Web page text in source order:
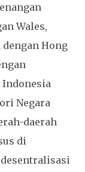
Wales,
Hong
Indonesia
Negara
daerah
di